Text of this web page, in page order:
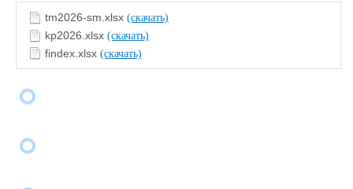
tm2026-sm.xlsx (скачать)
kp2026.xlsx (скачать)
findex.xlsx (скачать)